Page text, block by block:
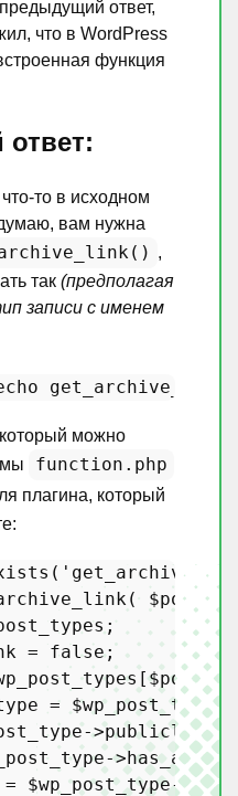
ответ,
что в WordPress
функция
то в исходном
вам нужна
,
так (предполагая
записи с именем
можно
function.php
плагина, который
(
(
;
= false;
[
= $wp_post_types
-
-
= $wp_post_type-